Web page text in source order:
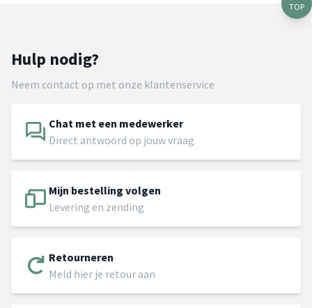
TOP
Hulp nodig?
Neem contact op met onze klantenservice
Chat met een medewerker
Direct antwoord op jouw vraag
Mijn bestelling volgen
Levering en zending
Retourneren
Meld hier je retour aan